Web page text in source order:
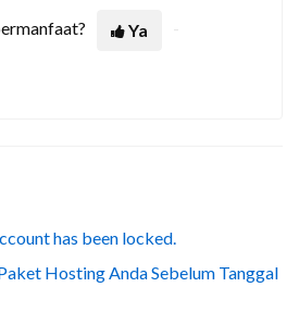
Ya
has been locked.
Hosting Anda Sebelum Tanggal